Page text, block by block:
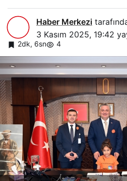
Haber Merkezi
3 Kasım 2025, 19:42
2dk, 6sn 4